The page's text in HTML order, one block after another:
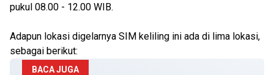
pukul 08.00 - 12.00 WIB.
Adapun lokasi digelarnya SIM keliling ini ada di lima lokasi,
sebagai berikut:
BACA JUGA